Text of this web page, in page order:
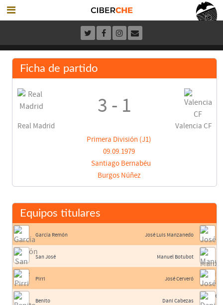
Ficha de partido
Real Madrid
3 - 1
Valencia CF
Primera División (J1)
09.09.1979
Santiago Bernabéu
Burgos Núñez
Equipos titulares
García Remón
San José
Pirri
Benito
José Luis Manzanedo
Manuel Botubot
José Cerveró
Dani Cabezas